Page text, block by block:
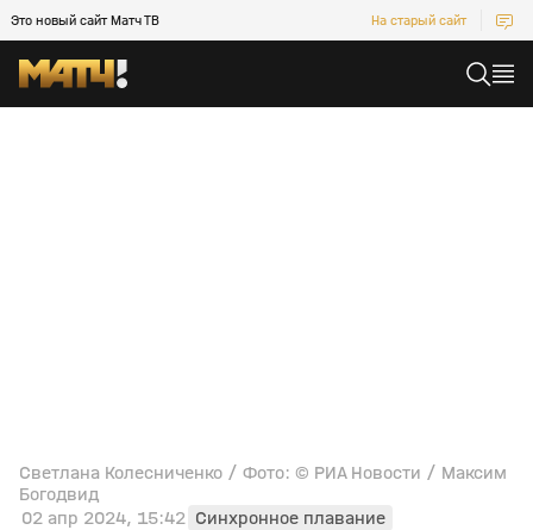
Это новый сайт Матч ТВ На старый сайт
Светлана Колесниченко / Фото: © РИА Новости / Максим
Богодвид
02 апр 2024, 15:42 Синхронное плавание